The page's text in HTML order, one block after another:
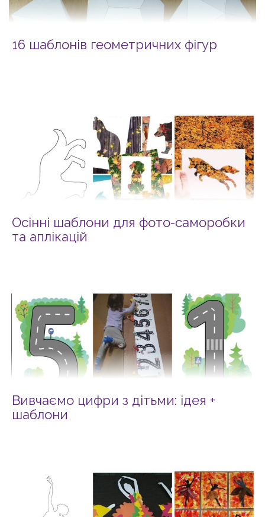
16 шаблонів геометричних фігур
Осінні шаблони для фото-саморобки
та аплікацій
Вивчаємо цифри з дітьми: ідея +
шаблони